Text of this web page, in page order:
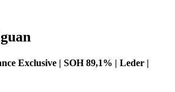
Exclusive | SOH 89,1% | Leder |